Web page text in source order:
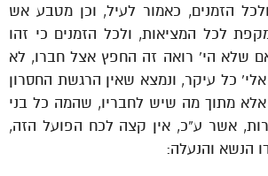
הזמנים, כאמור לעיל, וכן מטבע אש
לכל המציאות, ולכל הזמנים כי זהו
שלא הי’ רואה זה החפץ אצל חברו, לא
כל עיקר, ונמצא שאין הרגשת החסרון
מתוך מה שיש לחבריו, שהמה כל בני
אשר ע”כ, אין קצה לכח הפועל הזה,
הנשא והנעלה: